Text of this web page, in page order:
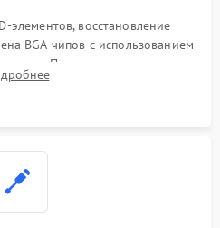
элементов, восстановление
BGA-чипов с использованием
Прошивка микросхемы
портов USB